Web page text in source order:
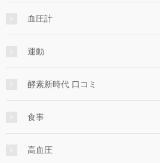
血圧計
運動
酵素新時代 口コミ
食事
高血圧